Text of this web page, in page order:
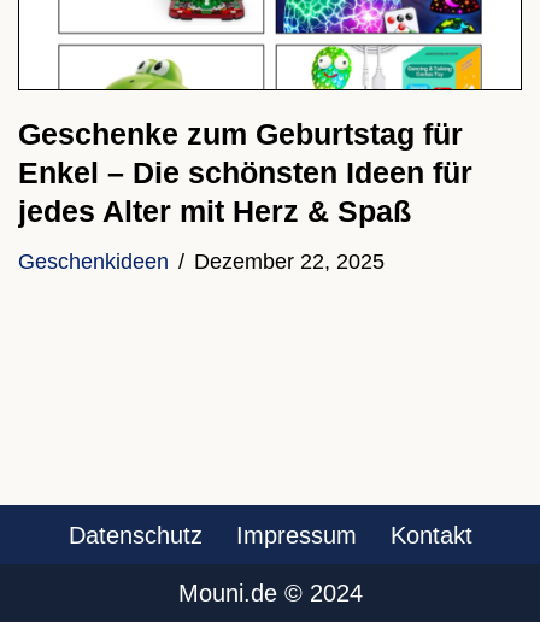
Geschenke zum Geburtstag für
Enkel – Die schönsten Ideen für
jedes Alter mit Herz & Spaß
Geschenkideen Dezember 22, 2025
Datenschutz Impressum Kontakt
Mouni.de ©️ 2024